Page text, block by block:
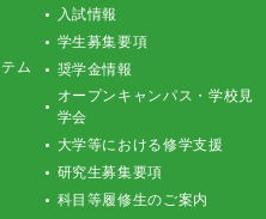
ム
入試情報
学生募集要項
奨学金情報
オープンキャンパス・学校見
学会
大学等における修学支援
研究生募集要項
科目等履修生のご案内